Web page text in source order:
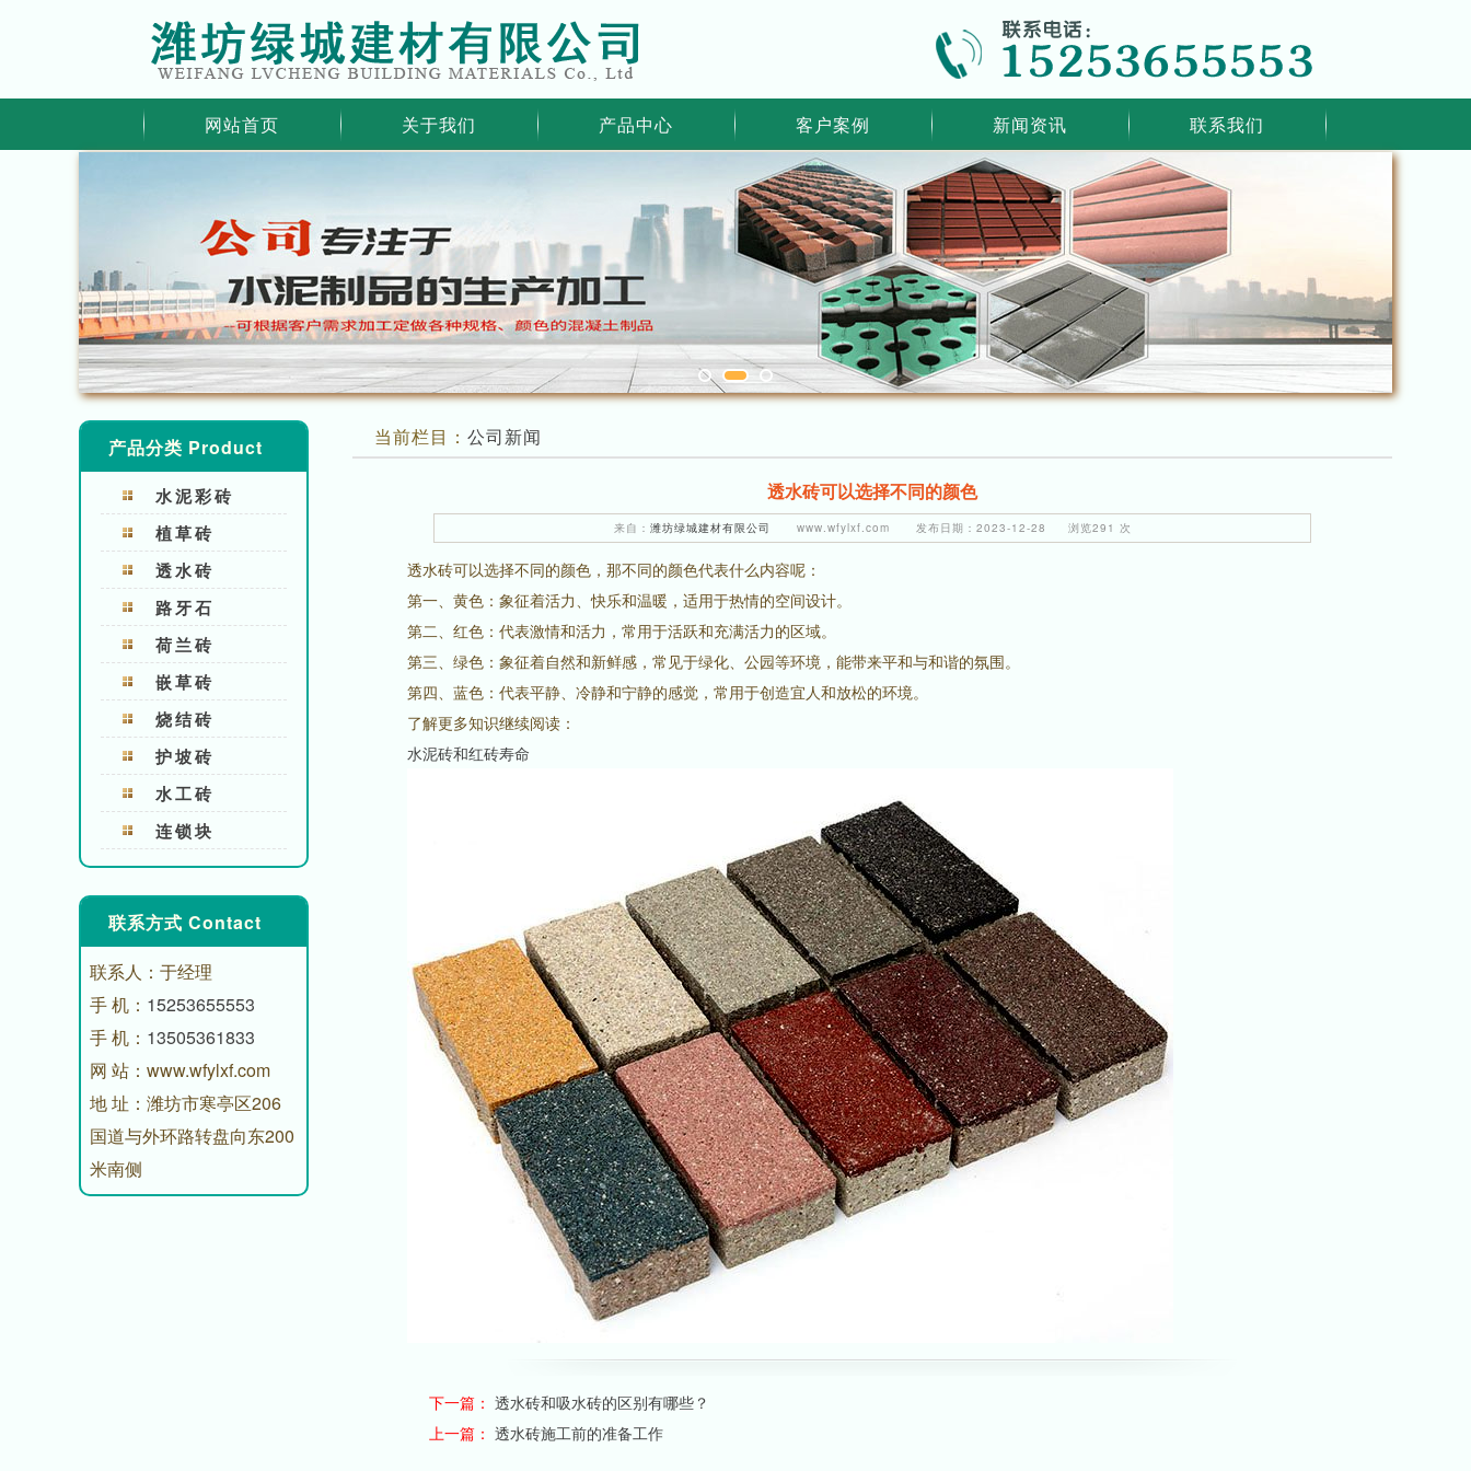
网站首页 关于我们 产品中心 客户案例 新闻资讯 联系我们
1 2 3
产品分类 Product
水泥彩砖
植草砖
透水砖
路牙石
荷兰砖
嵌草砖
烧结砖
护坡砖
水工砖
连锁块
联系方式 Contact
联系人：于经理
手 机： 15253655553
手 机： 13505361833
网 站：www.wfylxf.com
地 址：潍坊市寒亭区206
国道与外环路转盘向东200
米南侧
当前栏目： 公司新闻
透水砖可以选择不同的颜色
来自： 潍坊绿城建材有限公司 www.wfylxf.com 发布日期：2023-12-28 浏览291 次
透水砖可以选择不同的颜色，那不同的颜色代表什么内容呢：
第一、黄色：象征着活力、快乐和温暖，适用于热情的空间设计。
第二、红色：代表激情和活力，常用于活跃和充满活力的区域。
第三、绿色：象征着自然和新鲜感，常见于绿化、公园等环境，能带来平和与和谐的氛围。
第四、蓝色：代表平静、冷静和宁静的感觉，常用于创造宜人和放松的环境。
了解更多知识继续阅读：
水泥砖和红砖寿命
下一篇： 透水砖和吸水砖的区别有哪些？
上一篇： 透水砖施工前的准备工作